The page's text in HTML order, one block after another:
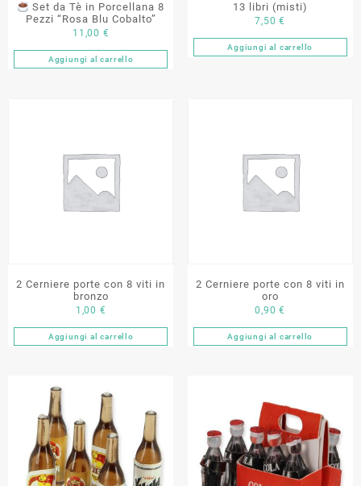
Set da Tè in Porcellana 8
Pezzi “Rosa Blu Cobalto”
11,00 €
Aggiungi al carrello
13 libri (misti)
7,50€
Aggiungi al carrello
2 Cerniere porte con 8 viti in
bronzo
1,00 €
Aggiungi al carrello
2 Cerniere porte con 8 viti in
oro
0,90€
Aggiungi al carrello